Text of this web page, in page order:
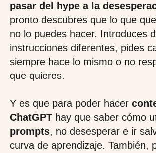
pasar del hype a la
pronto descubres que lo que
no lo puedes hacer. Introduces
instrucciones diferentes, pides
siempre hace lo mismo o no
que quieres.
Y es que para poder hacer
ChatGPT hay que saber cómo
prompts, no desesperar e ir
curva de aprendizaje. También,